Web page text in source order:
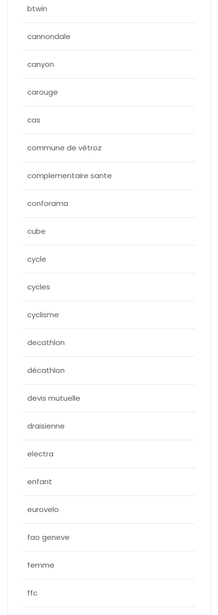
btwin
cannondale
canyon
carouge
cas
commune de vétroz
complementaire sante
conforama
cube
cycle
cycles
cyclisme
decathlon
décathlon
devis mutuelle
draisienne
electra
enfant
eurovelo
fao geneve
femme
ffc